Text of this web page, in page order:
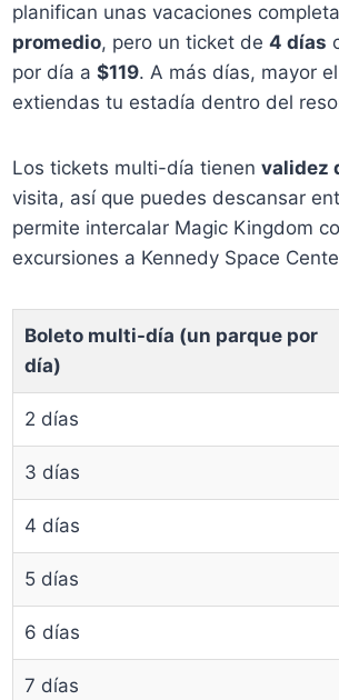
planifican unas vacaciones
promedio, pero un ticket de 4 días
por día a $119. A más días, mayor
extiendas tu estadía dentro del
Los tickets multi-día tienen validez
visita, así que puedes descansar
permite intercalar Magic Kingdom
excursiones a Kennedy Space
Boleto multi-día (un parque por
día)
2 días
3 días
4 días
5 días
6 días
7 días